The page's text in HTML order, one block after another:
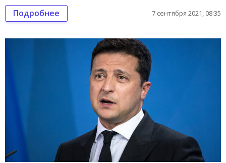
Подробнее 7 сентября 2021, 08:35